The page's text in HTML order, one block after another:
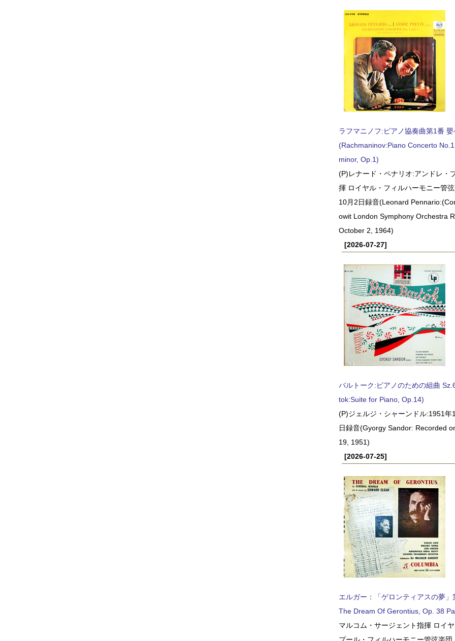
ラフマニノフ:ピアノ協奏曲第1番
(Rachmaninov:Piano Concerto
minor, Op.1)
(P)レナード・ペナリオ:アンドレ・
揮 ロイヤル・フィルハーモニー管
10月2日録音(Leonard
owit London Symphony Orchestra
October 2, 1964)
[2026-07-27]
バルトーク:ピアノのための組曲
tok:Suite for Piano, Op.14)
(P)ジェルジ・シャーンドル:1951年
日録音(Gyorgy Sandor: Recorded
19, 1951)
[2026-07-25]
エルガー：「ゲロンティアスの夢
The Dream Of Gerontius, Op. 38
マルコム・サージェント指揮 ロイ
プール・フィルハーモニー管弦楽